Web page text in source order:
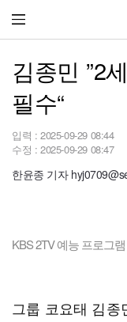
김종민 ”2
필수“
입력 : 2025-09-29 08:44
수정 : 2025-09-29 08:47
한윤종 기자
KBS 2TV 예능 프로그
그룹 코요태 김